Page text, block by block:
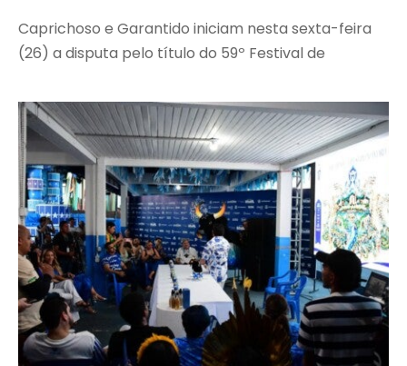
Caprichoso e Garantido iniciam nesta sexta-feira
(26) a disputa pelo título do 59º Festival de